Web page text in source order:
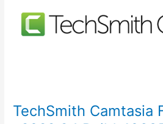
TechSmith Camtasia